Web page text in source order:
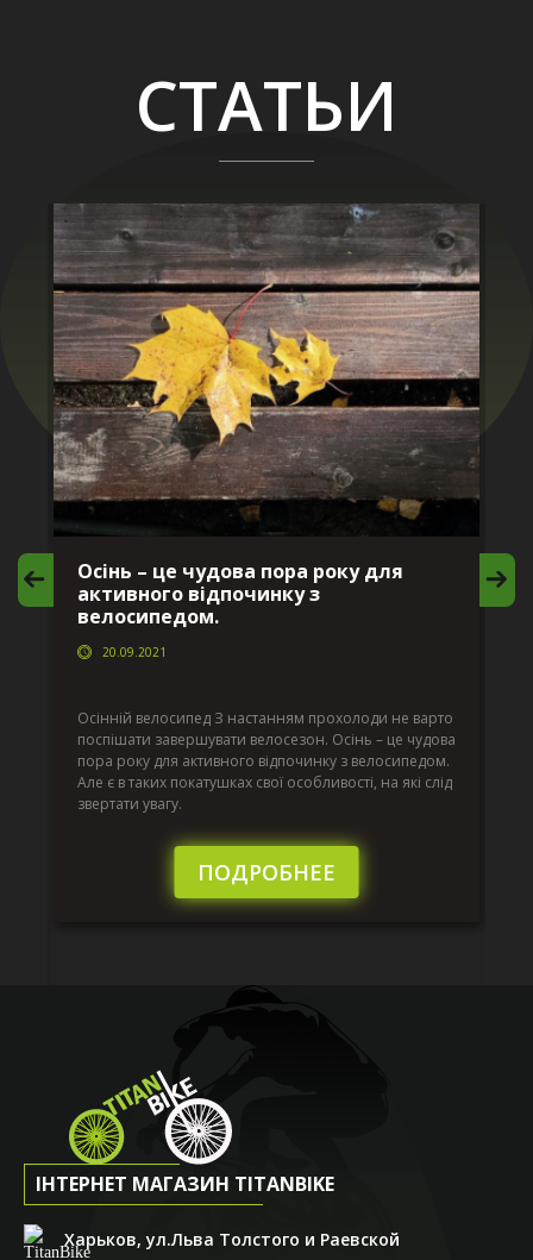
СТАТЬИ
Осінь – це чудова пора року для
активного відпочинку з
велосипедом.
20.09.2021
Осінній велосипед З настанням прохолоди не варто
поспішати завершувати велосезон. Осінь – це чудова
пора року для активного відпочинку з велосипедом.
Але є в таких покатушках свої особливості, на які слід
звертати увагу.
ПОДРОБНЕЕ
ІНТЕРНЕТ МАГАЗИН TITANBIKE
Харьков, ул.Льва Толстого и Раевской